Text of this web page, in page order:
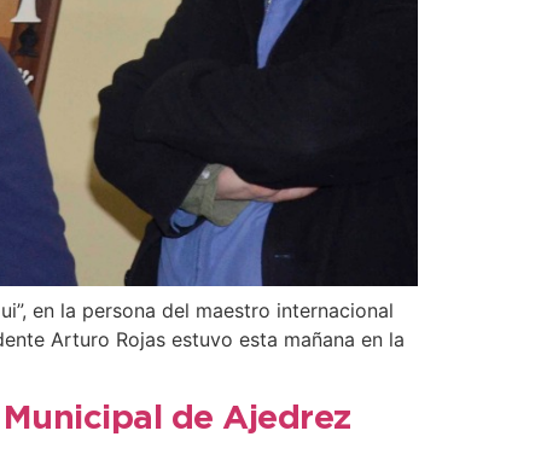
en la persona del maestro internacional
Arturo Rojas estuvo esta mañana en la
de Ajedrez